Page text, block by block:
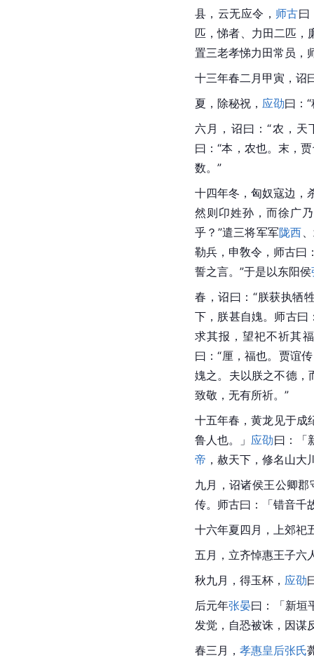
县，云无应令， 师古曰
匹，悌者、力田二匹，
置三老孝悌力田常员，
十三年春二月甲寅，诏
夏，除秘祝， 应劭曰：
六月，诏曰：“农，
曰：“本，农也。末，
数。”
十四年冬，匈奴寇边，
然则卬姓孙，而徐广乃
乎？”遣三将军军陇西
勒兵，申敎令，师古曰
誓之言。”于是以东阳侯
春，诏曰：“朕获执牺
下，朕甚自媿。师古曰
求其报，望祀不祈其
曰：“厘，福也。 贾谊
媿之。夫以朕之不德，
致敬，无有所祈。”
十五年春，黄龙见于成
鲁人也。」 应劭曰：「
帝 ，赦天下，修名山大
九月，诏诸侯王公卿
传。师古曰：「错音千
十六年夏四月，上郊祀
五月，立齐悼惠王子六
秋九月，得玉杯， 应劭
后元年张晏曰：「新垣
发觉，自恐被诛，因谋
春三月， 孝惠皇后张氏